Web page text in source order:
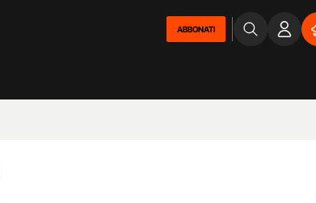
ABBONATI